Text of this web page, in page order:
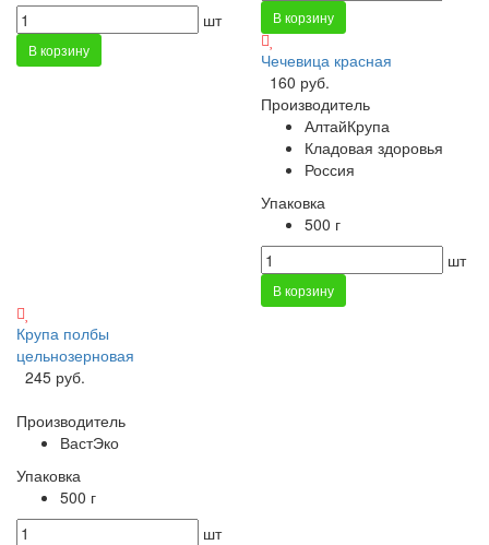
шт
В корзину
В корзину
Чечевица красная
160 руб.
Производитель
АлтайКрупа
Кладовая здоровья
Россия
Упаковка
500 г
шт
В корзину
Крупа полбы
цельнозерновая
245 руб.
Производитель
ВастЭко
Упаковка
500 г
шт